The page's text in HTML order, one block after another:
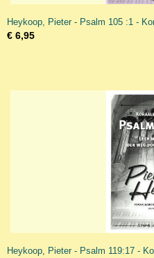
Heykoop, Pieter - Psalm 105 :1 -
€ 6,95
Heykoop, Pieter - Psalm 119:17 -